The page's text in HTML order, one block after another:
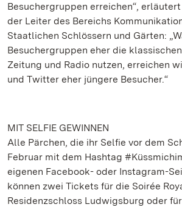
Besuchergruppen erreichen“,
der Leiter des Bereichs
Staatlichen Schlössern und Gärten:
Besuchergruppen eher die
Zeitung und Radio nutzen, erreichen
und Twitter eher jüngere Besucher.“
MIT SELFIE GEWINNEN
Alle Pärchen, die ihr Selfie vor dem
Februar mit dem Hashtag
eigenen Facebook- oder Instagram-
können zwei Tickets für die Soirée
Residenzschloss Ludwigsburg oder